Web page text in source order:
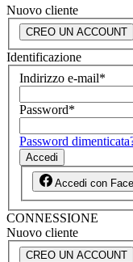
Nuovo cliente
CREO UN ACCOUNT
Identificazione
Indirizzo e-mail*
Password*
Password
Accedi
Accedi con
CONNESSIONE
Nuovo cliente
CREO UN ACCOUNT